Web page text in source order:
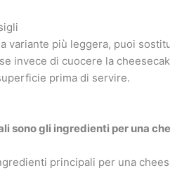
variante più leggera, puoi
invece di cuocere la
prima di servire.
sono gli ingredienti per una
principali per una